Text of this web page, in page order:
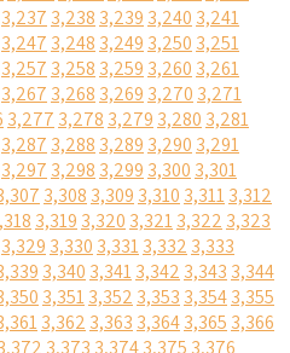
3,237 3,238 3,239 3,240 3,241
3,247 3,248 3,249 3,250 3,251
3,257 3,258 3,259 3,260 3,261
3,267 3,268 3,269 3,270 3,271
3,277 3,278 3,279 3,280 3,281
3,287 3,288 3,289 3,290 3,291
3,297 3,298 3,299 3,300 3,301
3,308 3,309 3,310 3,3113,312
3,319 3,320 3,3213,322 3,323
3,329 3,330 3,3313,332 3,333
3,340 3,3413,342 3,343 3,344
3,3513,352 3,353 3,3543,355
3,362 3,363 3,3643,365 3,366